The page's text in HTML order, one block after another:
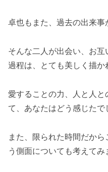
卓也もまた、過去の出来事
そんな二人が出会い、お互
過程は、とても美しく描か
愛することの力、人と人
て、あなたはどう感じたで
また、限られた時間だか
う側面についても考えてみ